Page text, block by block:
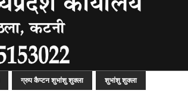
ग्रुप कैप्टन शुभांशु शुक्ला शुभांशु शुक्ला